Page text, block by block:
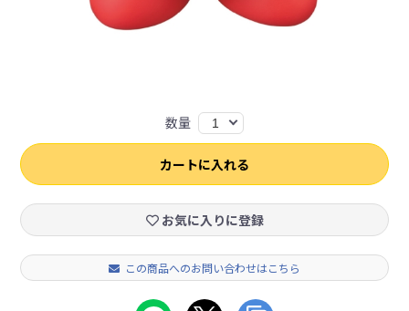
数量 1
カートに入れる
お気に入りに登録
この商品へのお問い合わせはこちら